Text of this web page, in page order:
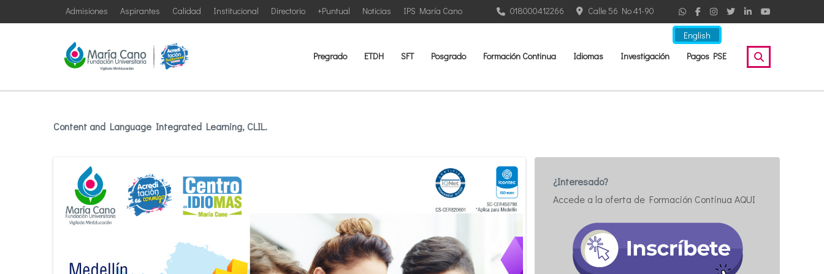
English
IPS María Cano
Noticias
+Puntual
Directorio
Institucional
Calidad
Aspirantes
Admisiones Calle 56 No 41-90
018000412266
Pregrado ETDH SFT Posgrado Formación Continua Idiomas Investigación Pagos PSE
Content and Language Integrated Learning, CLIL.
¿Interesado?
Accede a la oferta de Formación Continua AQUI